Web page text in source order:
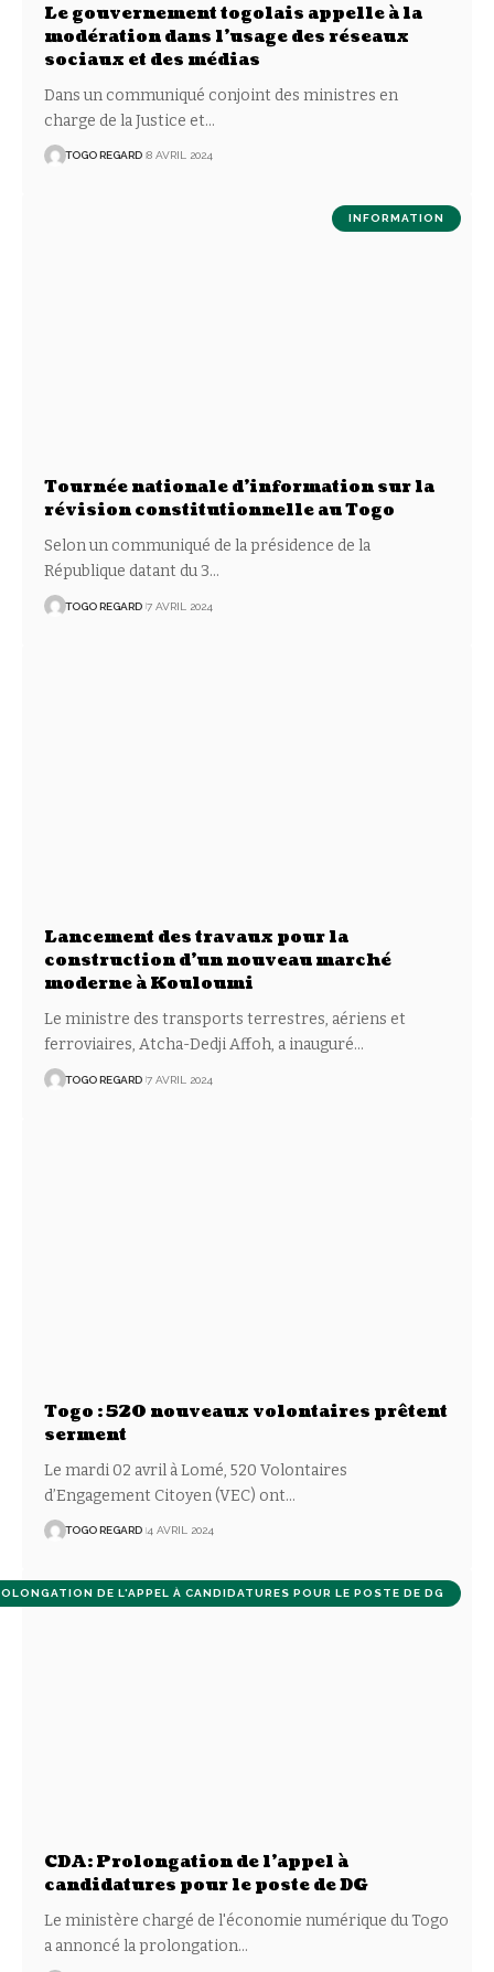
Le gouvernement togolais appelle à la
modération dans l’usage des réseaux
sociaux et des médias
Dans un communiqué conjoint des ministres en
charge de la Justice et…
TOGO REGARD 8 AVRIL 2024
INFORMATION
Tournée nationale d’information sur la
révision constitutionnelle au Togo
Selon un communiqué de la présidence de la
République datant du 3…
TOGO REGARD 7 AVRIL 2024
Lancement des travaux pour la
construction d’un nouveau marché
moderne à Kouloumi
Le ministre des transports terrestres, aériens et
ferroviaires, Atcha-Dedji Affoh, a inauguré…
TOGO REGARD 7 AVRIL 2024
Togo : 520 nouveaux volontaires prêtent
serment
Le mardi 02 avril à Lomé, 520 Volontaires
d’Engagement Citoyen (VEC) ont…
TOGO REGARD 4 AVRIL 2024
DE L'APPEL À CANDIDATURES POUR LE POSTE DE DG
CDA: Prolongation de l’appel à
candidatures pour le poste de DG
Le ministère chargé de l'économie numérique du Togo
a annoncé la prolongation…